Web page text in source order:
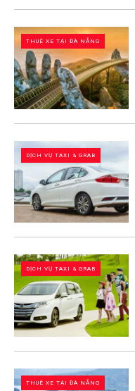
THUÊ XE TẠI ĐÀ NẴNG
DỊCH VỤ TAXI & GRAB
DỊCH VỤ TAXI & GRAB
THUÊ XE TẠI ĐÀ NẴNG